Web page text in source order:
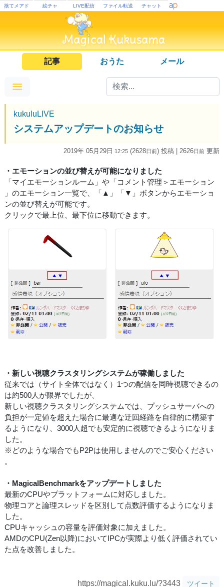
捨てメアド 絵チャ LIVE配信 ファイル転送 チャット
記事 おうた メール
kukuluLIVE
システムアップデートのお知らせ
2019年 05月29日 12:25 (2628日前) 投稿 | 2626日前 更新
・エモーションの並び替えが可能になりました
「マイエモーションルーム」や「コメント管理＞エモーション
」のエモーション一覧で、「▲」「▼」ボタンからエモーショ
ンの並び替えが可能です。
クリックで最上位、最下位に移動できます。
・新しい視聴クラスタリングシステムが稼働しました
従来では（サイト全体ではなく）1つの配信を同時視聴できるの
は約500人が限界でしたが、
新しい視聴クラスタリングシステムでは、プッシュサーバへの
負担が一定値を超えた場合に最適な迂回経路を自律的に構築す
るようになり、3000人超でも安定的に視聴できるようになりま
した。
※どのような場合でもP2Pは使用しませんのでご安心ください
。
・MagicalBenchmarkをアップデートしました
最新のCPUやプラットフォームに対応しました。
物理コアと論理スレッドを区別して点数評価するようになりま
した。
CPUキャッシュの容量を評価対象に加えました。
AMDのCPU(Zen以降)においてIPCが実際より低く評価されてい
た点を改善しました。
https://magical.kuku.lu/?3443 ツイート